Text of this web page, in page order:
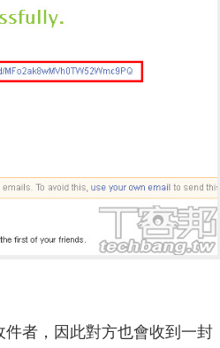
者，因此對方也會收到一封